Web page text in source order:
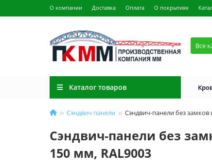
О компании Доставка Оплата О покрытиях
Все
Каталог товаров
Сэндвич панели Сэндвич-панели без
Сэндвич-панели без
150 мм, RAL9003